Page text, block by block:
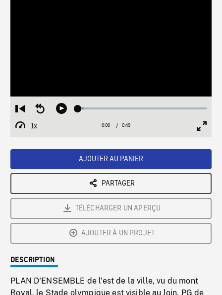
Restart
from
beginning
Seek
Play Loaded:
1x
Playback
Current
0:00 / Duration
0:49
AJOUTER AU PANIER
PARTAGER
TÉLÉCHARGER UN APERÇU
AJOUTER À UN PROJET
DESCRIPTION
PLAN D'ENSEMBLE de l'est de la ville, vu du mont
Royal, le Stade olympique est visible au loin. PG de